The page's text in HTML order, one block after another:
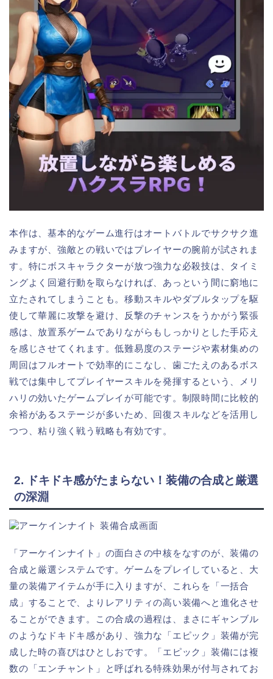
本作は、基本的なゲーム進行はオートバトルでサクサク進
みますが、強敵との戦いではプレイヤーの腕前が試されま
す。特にボスキャラクターが放つ強力な必殺技は、タイミ
ングよく回避行動を取らなければ、あっという間に窮地に
立たされてしまうことも。移動スキルやダブルタップを駆
使して華麗に攻撃を避け、反撃のチャンスをうかがう緊張
感は、放置系ゲームでありながらもしっかりとした手応え
を感じさせてくれます。低難易度のステージや素材集めの
周回はフルオートで効率的にこなし、歯ごたえのあるボス
戦では集中してプレイヤースキルを発揮するという、メリ
ハリの効いたゲームプレイが可能です。制限時間に比較的
余裕があるステージが多いため、回復スキルなどを活用し
つつ、粘り強く戦う戦略も有効です。
2. ドキドキ感がたまらない！装備の合成と厳選
の深淵
「アーケインナイト」の面白さの中核をなすのが、装備の
合成と厳選システムです。ゲームをプレイしていると、大
量の装備アイテムが手に入りますが、これらを「一括合
成」することで、よりレアリティの高い装備へと進化させ
ることができます。この合成の過程は、まさにギャンブル
のようなドキドキ感があり、強力な「エピック」装備が完
成した時の喜びはひとしおです。「エピック」装備には複
数の「エンチャント」と呼ばれる特殊効果が付与されてお